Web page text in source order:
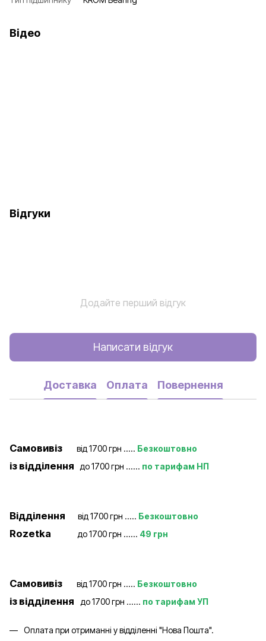
Відео
Відгуки
Додайте перший відгук
Написати відгук
Доставка Оплата Повернення
Самовивіз від 1700 грн ..... Безкоштовно
із відділення до 1700 грн ...... по тарифам НП
Відділення від 1700 грн ..... Безкоштовно
Rozetka до 1700 грн ...... 49 грн
Самовивіз від 1700 грн ..... Безкоштовно
із відділення до 1700 грн ...... по тарифам УП
Оплата при отриманні у відділенні "Нова Пошта".